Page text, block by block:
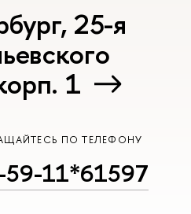
25-я
1
ПО ТЕЛЕФОНУ
11*61597